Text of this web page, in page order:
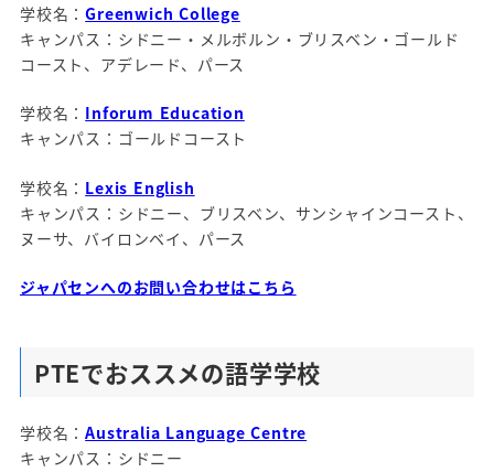
学校名：Greenwich College
キャンパス：シドニー・メルボルン・ブリスベン・ゴールド
コースト、アデレード、パース
学校名： Inforum Education
キャンパス：ゴールドコースト
学校名： Lexis English
キャンパス：シドニー、ブリスベン、サンシャインコースト、
ヌーサ、バイロンベイ、パース
ジャパセンへのお問い合わせはこちら
PTEでおススメの語学学校
学校名：Australia Language Centre
キャンパス：シドニー